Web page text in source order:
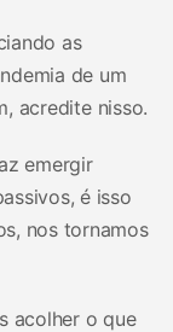
as
de um
acredite nisso.
emergir
é isso
nos tornamos
acolher o que